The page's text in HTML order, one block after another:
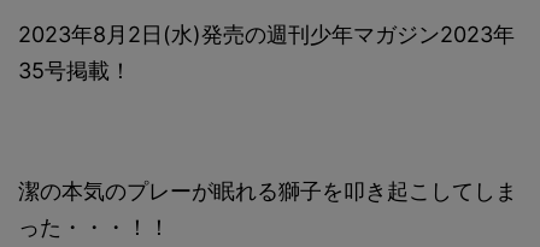
2023年8月2日(水)発売の週刊少年マガジン2023年
35号掲載！
潔の本気のプレーが眠れる獅子を叩き起こしてしま
った・・・！！